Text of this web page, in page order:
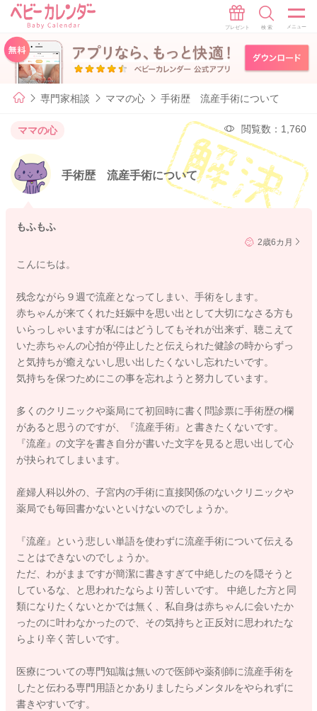
専門家相談 ママの心 手術歴 流産手術について
ママの心 閲覧数：1,760
手術歴 流産手術について
もふもふ
2歳6カ月
こんにちは。
残念ながら９週で流産となってしまい、手術をします。
赤ちゃんが来てくれた妊娠中を思い出として大切になさる方も
いらっしゃいますが私にはどうしてもそれが出来ず、聴こえて
いた赤ちゃんの心拍が停止したと伝えられた健診の時からずっ
と気持ちが癒えないし思い出したくないし忘れたいです。
気持ちを保つためにこの事を忘れようと努力しています。
多くのクリニックや薬局にて初回時に書く問診票に手術歴の欄
があると思うのですが、『流産手術』と書きたくないです。
『流産』の文字を書き自分が書いた文字を見ると思い出して心
が抉られてしまいます。
産婦人科以外の、子宮内の手術に直接関係のないクリニックや
薬局でも毎回書かないといけないのでしょうか。
『流産』という悲しい単語を使わずに流産手術について伝える
ことはできないのでしょうか。
ただ、わがままですが簡潔に書きすぎて中絶したのを隠そうと
しているな、と思われたならより苦しいです。 中絶した方と同
類になりたくないとかでは無く、私自身は赤ちゃんに会いたか
ったのに叶わなかったので、その気持ちと正反対に思われたな
らより辛く苦しいです。
医療についての専門知識は無いので医師や薬剤師に流産手術を
したと伝わる専門用語とかありましたらメンタルをやられずに
書きやすいです。